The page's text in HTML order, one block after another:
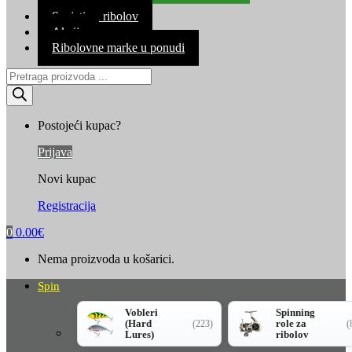
Savjeti za ribolov
Akcija
Ribolovne marke u ponudi
Products
search
Postojeći kupac?
Prijava
Novi kupac
Registracija
0 0.00€
Nema proizvoda u košarici.
Spin
Vobleri
(Hard
Lures)
(223)
Spinning
role za
ribolov